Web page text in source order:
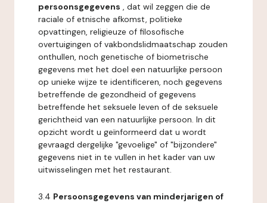
persoonsgegevens , dat wil zeggen die de
raciale of etnische afkomst, politieke
opvattingen, religieuze of filosofische
overtuigingen of vakbondslidmaatschap zouden
onthullen, noch genetische of biometrische
gegevens met het doel een natuurlijke persoon
op unieke wijze te identificeren, noch gegevens
betreffende de gezondheid of gegevens
betreffende het seksuele leven of de seksuele
gerichtheid van een natuurlijke persoon. In dit
opzicht wordt u geïnformeerd dat u wordt
gevraagd dergelijke "gevoelige" of "bijzondere"
gegevens niet in te vullen in het kader van uw
uitwisselingen met het restaurant.
3.4 Persoonsgegevens van minderjarigen of